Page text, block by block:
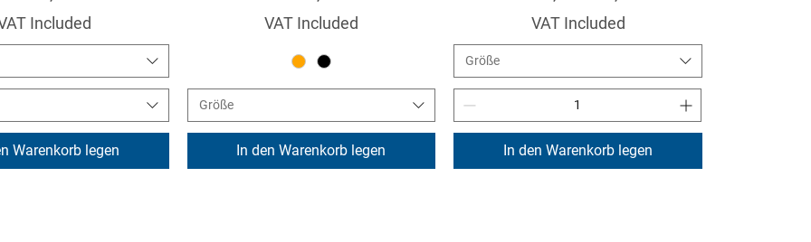
Included
Warenkorb legen
VAT Included
Größe
In den Warenkorb legen
VAT Included
Größe
In den Warenkorb legen